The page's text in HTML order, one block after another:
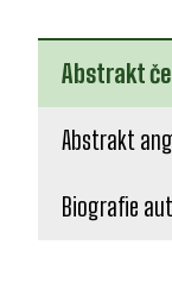
Abstrakt
Abstrakt
Biografie